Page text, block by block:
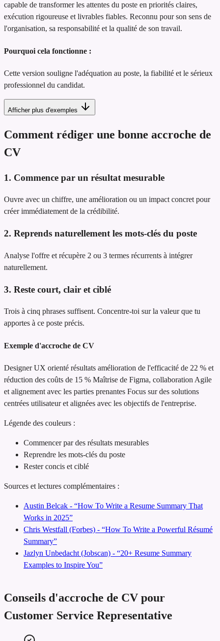
capable de transformer les attentes du poste en priorités claires,
exécution rigoureuse et livrables fiables. Reconnu pour son sens de
l'organisation, sa responsabilité et la qualité de son travail.
Pourquoi cela fonctionne :
Cette version souligne l'adéquation au poste, la fiabilité et le sérieux
professionnel du candidat.
Afficher plus d'exemples
Comment rédiger une bonne accroche de
CV
1. Commence par un résultat mesurable
Ouvre avec un chiffre, une amélioration ou un impact concret pour
créer immédiatement de la crédibilité.
2. Reprends naturellement les mots-clés du poste
Analyse l'offre et récupère 2 ou 3 termes récurrents à intégrer
naturellement.
3. Reste court, clair et ciblé
Trois à cinq phrases suffisent. Concentre-toi sur la valeur que tu
apportes à ce poste précis.
Exemple d'accroche de CV
Designer UX orienté résultats amélioration de l'efficacité de 22 % et
réduction des coûts de 15 % Maîtrise de Figma, collaboration Agile
et alignement avec les parties prenantes Focus sur des solutions
centrées utilisateur et alignées avec les objectifs de l'entreprise.
Légende des couleurs :
Commencer par des résultats mesurables
Reprendre les mots-clés du poste
Rester concis et ciblé
Sources et lectures complémentaires :
Austin Belcak - “How To Write a Resume Summary That
Works in 2025”
Chris Westfall (Forbes) - “How To Write a Powerful Résumé
Summary”
Jazlyn Unbedacht (Jobscan) - “20+ Resume Summary
Examples to Inspire You”
Conseils d'accroche de CV pour
Customer Service Representative